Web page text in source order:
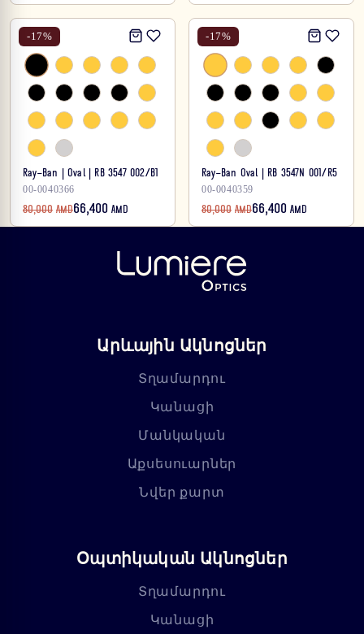
-17%
Ray-Ban | Oval | RB 3547 002/B1
00-0040366
80,000 AMD66,400 AMD
-17%
Ray-Ban Oval | RB 3547N 001/R5
00-0040359
80,000 AMD66,400 AMD
Արևային Ակնոցներ
Տղամարդու
Կանացի
Մանկական
Աքսեսուարներ
Նվեր քարտ
Օպտիկական Ակնոցներ
Տղամարդու
Կանացի